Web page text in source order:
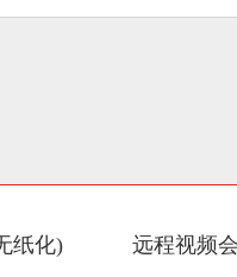
纸化) 远程视频